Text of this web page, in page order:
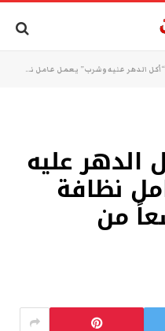
عليه وشرب” يعمل عامل نظافة ويفجر غضباً واسعاً من حكومة الرزاز
الدهر عليه
نظافة
من